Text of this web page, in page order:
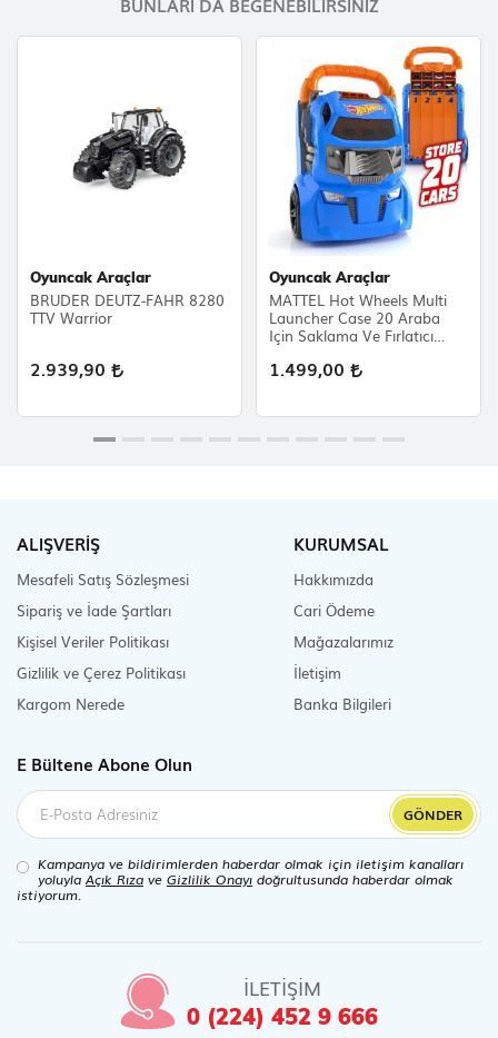
Oyuncak Araçlar
BRUDER DEUTZ-FAHR 8280
TTV Warrior
2.939,90
Oyuncak Araçlar
MATTEL Hot Wheels Multi
Launcher Case 20 Araba
Için Saklama Ve Fırlatıcı
1.499,00
ALIŞVERİŞ
Mesafeli Satış Sözleşmesi
Sipariş ve İade Şartları
Kişisel Veriler Politikası
Gizlilik ve Çerez Politikası
Kargom Nerede
KURUMSAL
Hakkımızda
Cari Ödeme
Mağazalarımız
İletişim
Banka Bilgileri
E Bültene Abone Olun
GÖNDER
Kampanya ve bildirimlerden haberdar olmak için iletişim kanalları
yoluylaAçık Rıza ve Gizlilik Onayı doğrultusunda haberdar olmak
istiyorum.
İLETİŞİM
0 (224) 452 9 666